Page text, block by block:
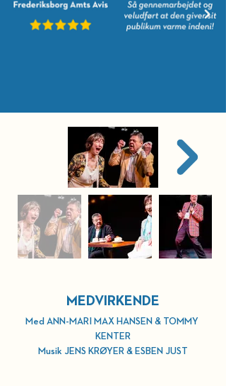
MEDVIRKENDE
Med ANN-MARI MAX HANSEN & TOMMY
KENTER
Musik JENS KRØYER & ESBEN JUST